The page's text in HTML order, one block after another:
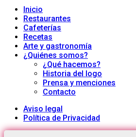
Inicio
Restaurantes
Cafeterías
Recetas
Arte y gastronomía
¿Quiénes somos?
¿Qué hacemos?
Historia del logo
Prensa y menciones
Contacto
Aviso legal
Política de Privacidad